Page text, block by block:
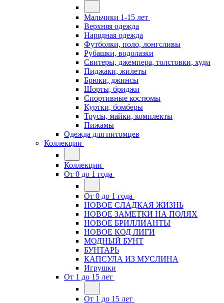
Мальчики 1-15 лет
Верхняя одежда
Нарядная одежда
Футболки, поло, лонгсливы
Рубашки, водолазки
Свитеры, джемпера, толстовки, худи
Пиджаки, жилеты
Брюки, джинсы
Шорты, бриджи
Спортивные костюмы
Куртки, бомберы
Трусы, майки, комплекты
Пижамы
Одежда для питомцев
Коллекции
Коллекции
От 0 до 1 года
От 0 до 1 года
НОВОЕ СЛАДКАЯ ЖИЗНЬ
НОВОЕ ЗАМЕТКИ НА ПОЛЯХ
НОВОЕ БРИЛЛИАНТЫ
НОВОЕ КОД ЛИГИ
МОДНЫЙ БУНТ
БУНТАРЬ
КАПСУЛА ИЗ МУСЛИНА
Игрушки
От 1 до 15 лет
От 1 до 15 лет